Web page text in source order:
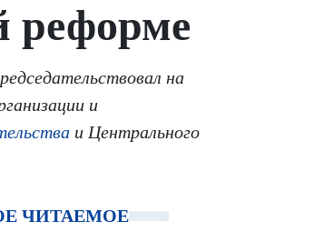
реформе
на
и
и Центрального
ЧИТАЕМОЕ